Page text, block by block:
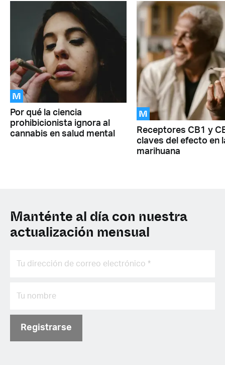
M
Por qué la ciencia
prohibicionista ignora al
cannabis en salud mental
M
Receptores CB1 y
claves del efecto en
marihuana
Manténte al día con nuestra
actualización mensual
Registrarse